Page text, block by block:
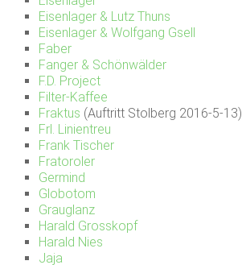
Eisenlager & Lutz Thuns
Eisenlager & Wolfgang Gsell
Faber
Fanger & Schönwälder
F.D. Project
Filter-Kaffee
Fraktus (Auftritt Stolberg 2016-5-13)
Frl. Linientreu
Frank Tischer
Fratoroler
Germind
Globotom
Grauglanz
Harald Grosskopf
Harald Nies
Jaja